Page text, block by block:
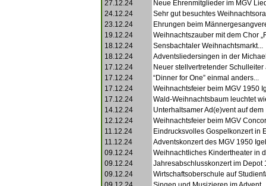
27.12.24
Neue Ehrenmitglieder im MGV
24.12.24
Sehr gut besuchtes
23.12.24
Ehrungen beim
19.12.24
Weihnachtszauber mit dem Chor
18.12.24
Sensbachtaler Weihnachtsmarkt...
18.12.24
Adventsliedersingen in der
17.12.24
Neuer stellvertretender Schulleiter
17.12.24
“Dinner for One” einmal anders...
17.12.24
Weihnachtsfeier beim MGV 1950
17.12.24
Wald-Weihnachtsbaum leuchtet
14.12.24
Unterhaltsamer Ad(e)vent auf
12.12.24
Weihnachtsfeier beim MGV
11.12.24
Eindrucksvolles Gospelkonzert in
11.12.24
Adventskonzert des MGV 1950
09.12.24
Weihnachtliches Kindertheater in
09.12.24
Jahresabschlusskonzert im Depot
09.12.24
Wirtschaftsoberschule auf